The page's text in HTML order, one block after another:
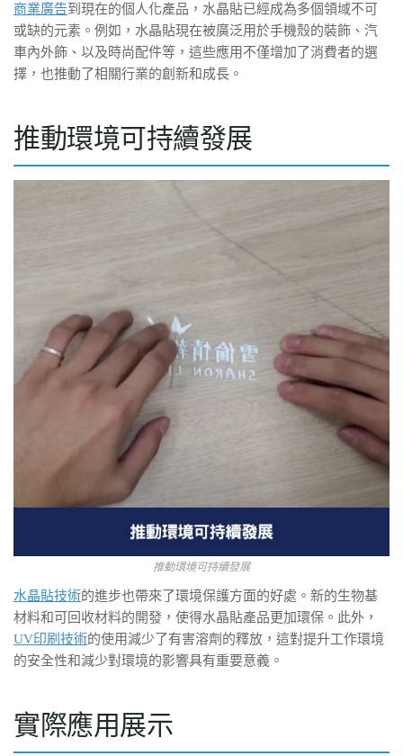
商業廣告到現在的個人化產品，水晶貼已經成為多個領域不可
或缺的元素。例如，水晶貼現在被廣泛用於手機殼的裝飾、汽
車內外飾、以及時尚配件等，這些應用不僅增加了消費者的選
擇，也推動了相關行業的創新和成長。
推動環境可持續發展
推動環境可持續發展
水晶貼技術的進步也帶來了環境保護方面的好處。新的生物基
材料和可回收材料的開發，使得水晶貼產品更加環保。此外，
UV印刷技術的使用減少了有害溶劑的釋放，這對提升工作環境
的安全性和減少對環境的影響具有重要意義。
實際應用展示